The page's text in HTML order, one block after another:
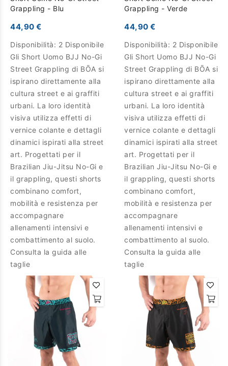
Grappling - Blu
44,90 €
Disponibilità: 2 Disponibile
Gli Short Uomo BJJ No-Gi
Street Grappling di BŌA si
ispirano direttamente alla
cultura street e ai graffiti
urbani. La loro identità
visiva utilizza effetti di
vernice colante e dettagli
dinamici ispirati alla street
art. Progettati per il
Brazilian Jiu-Jitsu No-Gi e
il grappling, questi shorts
combinano comfort,
mobilità e resistenza per
accompagnare
allenamenti intensivi e
combattimento al suolo.
Consulta la guida alle
taglie
Grappling - Verde
44,90 €
Disponibilità: 2 Disponibile
Gli Short Uomo BJJ No-Gi
Street Grappling di BŌA si
ispirano direttamente alla
cultura street e ai graffiti
urbani. La loro identità
visiva utilizza effetti di
vernice colante e dettagli
dinamici ispirati alla street
art. Progettati per il
Brazilian Jiu-Jitsu No-Gi e
il grappling, questi shorts
combinano comfort,
mobilità e resistenza per
accompagnare
allenamenti intensivi e
combattimento al suolo.
Consulta la guida alle
taglie